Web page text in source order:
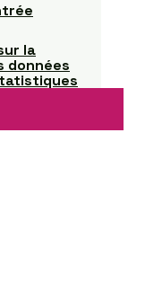
la
données
activité